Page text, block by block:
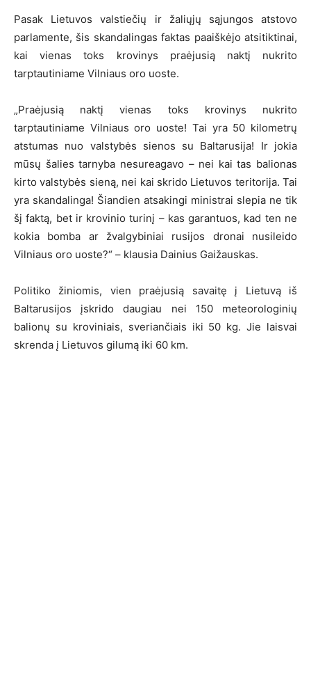
Pasak Lietuvos valstiečių ir žaliųjų sąjungos atstovo
parlamente, šis skandalingas faktas paaiškėjo atsitiktinai,
kai vienas toks krovinys praėjusią naktį nukrito
tarptautiniame Vilniaus oro uoste.
„Praėjusią naktį vienas toks krovinys nukrito
tarptautiniame Vilniaus oro uoste! Tai yra 50 kilometrų
atstumas nuo valstybės sienos su Baltarusija! Ir jokia
mūsų šalies tarnyba nesureagavo – nei kai tas balionas
kirto valstybės sieną, nei kai skrido Lietuvos teritorija. Tai
yra skandalinga! Šiandien atsakingi ministrai slepia ne tik
šį faktą, bet ir krovinio turinį – kas garantuos, kad ten ne
kokia bomba ar žvalgybiniai rusijos dronai nusileido
Vilniaus oro uoste?“ – klausia Dainius Gaižauskas.
Politiko žiniomis, vien praėjusią savaitę į Lietuvą iš
Baltarusijos įskrido daugiau nei 150 meteorologinių
balionų su kroviniais, sveriančiais iki 50 kg. Jie laisvai
skrenda į Lietuvos gilumą iki 60 km.